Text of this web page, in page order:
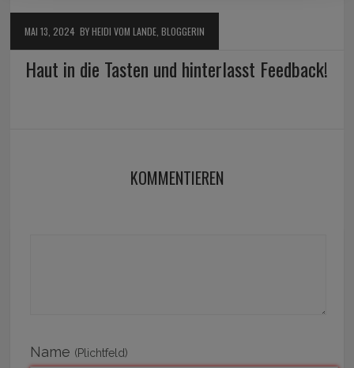
MAI 13, 2024 BY HEIDI VOM LANDE, BLOGGERIN
Haut in die Tasten und hinterlasst Feedback!
KOMMENTIEREN
Name (Plichtfeld)